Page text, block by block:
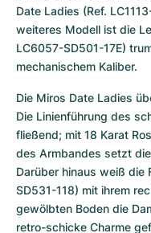
Date Ladies (Ref.
weiteres Modell ist die
LC6057-SD501-17E)
mechanischem Kaliber.
Die Miros Date Ladies
Die Linienführung des
fließend; mit 18 Karat
des Armbandes setzt
Darüber hinaus weiß die
SD531-118) mit ihrem
gewölbten Boden die
retro-schicke Charme